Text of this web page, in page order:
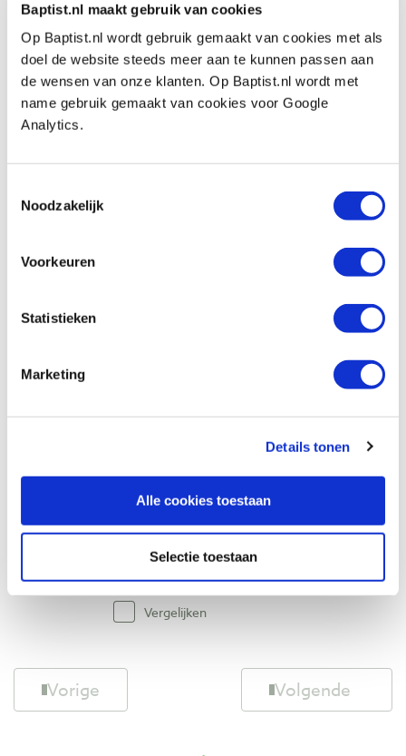
Baptist.nl maakt gebruik van cookies
Op Baptist.nl wordt gebruik gemaakt van cookies met als
doel de website steeds meer aan te kunnen passen aan
de wensen van onze klanten. Op Baptist.nl wordt met
name gebruik gemaakt van cookies voor Google
Analytics.
Noodzakelijk
Voorkeuren
Statistieken
Marketing
Details tonen
Alle cookies toestaan
Selectie toestaan
CMT hulzen Ø 6 mm voor organizer, 20
stuks
Artikelnummer: 21745
CMT hulzen Ø 8 mm voor organizer, 20
stuks
Artikelnummer: 21747
€ 8,85 incl. btw
€ 7,31 excl. btw
Op voorraad
Vergelijken
Vorige Volgende